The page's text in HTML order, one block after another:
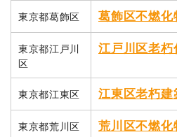
東京都葛飾区 葛飾区不燃
東京都江戸川
区
江戸川区老
東京都江東区 江東区老朽
東京都荒川区 荒川区不燃化